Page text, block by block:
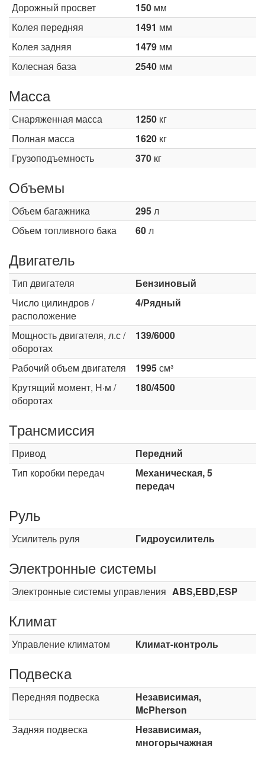
Дорожный просвет
150 мм
Колея передняя
1491 мм
Колея задняя
1479 мм
Колесная база
2540 мм
Масса
Снаряженная масса 1250 кг
Полная масса
1620 кг
Грузоподъемность
370 кг
Объемы
Объем багажника 295л
Объем топливного бака
60л
Двигатель
Тип двигателя
Бензиновый
Число цилиндров /
расположение
4/Рядный
Мощность двигателя, л.с /
оборотах
139/6000
Рабочий объем двигателя 1995см³
Крутящий момент, Н·м /
оборотах
180/4500
Трансмиссия
Привод
Передний
Тип коробки передач
Механическая, 5
передач
Руль
Усилитель руля Гидроусилитель
Электронные системы
Электронные системы управления ABS,EBD,ESP
Климат
Управление климатом Климат-контроль
Подвеска
Передняя подвеска
Независимая,
McPherson
Задняя подвеска
Независимая,
многорычажная